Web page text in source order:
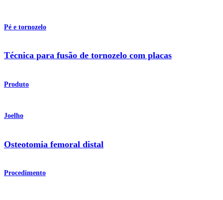
Pé e tornozelo
Técnica para fusão de tornozelo com placas
Produto
Joelho
Osteotomia femoral distal
Procedimento